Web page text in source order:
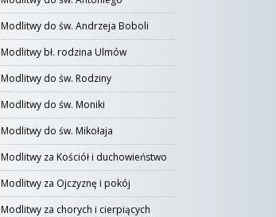
Modlitwy do św. Andrzeja Boboli
Modlitwy bł. rodzina Ulmów
Modlitwy do św. Rodziny
Modlitwy do św. Moniki
Modlitwy do św. Mikołaja
Modlitwy za Kościół i duchowieństwo
Modlitwy za Ojczyznę i pokój
Modlitwy za chorych i cierpiących